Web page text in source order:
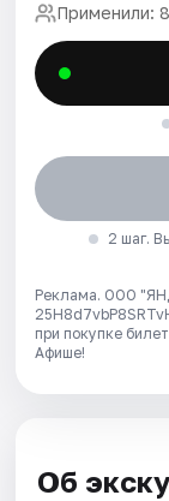
Применили:
2 шаг.
Реклама. ООО
при покупке
Афише!
Об